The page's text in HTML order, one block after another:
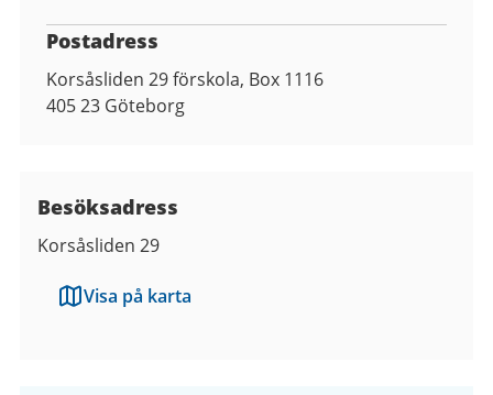
Postadress
Korsåsliden 29 förskola, Box 1116
405 23 Göteborg
Besöksadress
Korsåsliden 29
Visa på karta